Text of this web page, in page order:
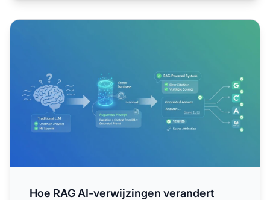
Hoe RAG AI-verwijzingen verandert
Hoe RAG AI-verwijzingen verandert